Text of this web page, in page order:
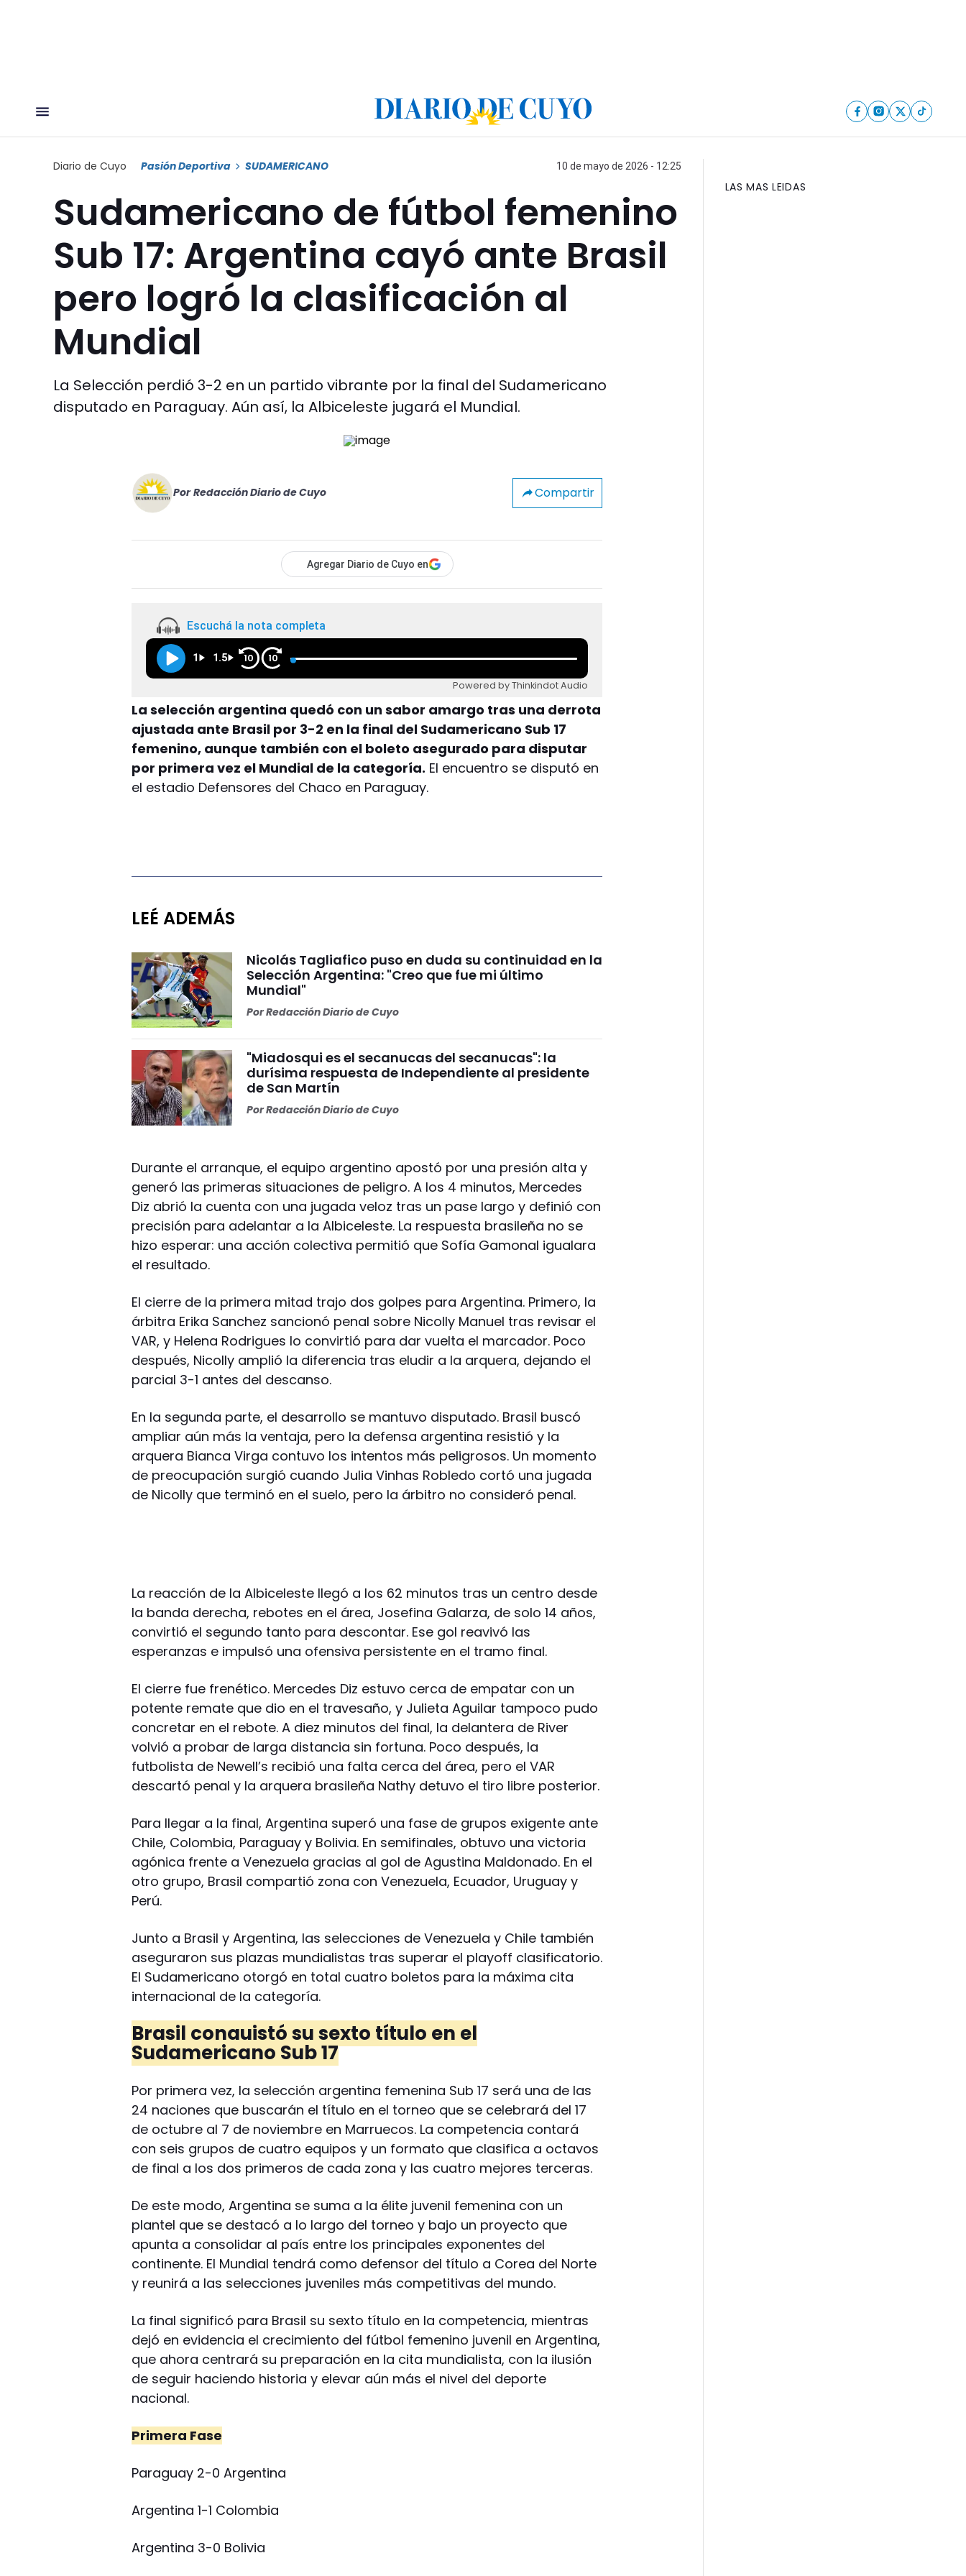
Diario de Cuyo Pasión Deportiva SUDAMERICANO 10 de mayo de 2026 - 12:25
Sudamericano de fútbol femenino
Sub 17: Argentina cayó ante Brasil
pero logró la clasificación al
Mundial
La Selección perdió 3-2 en un partido vibrante por la final del Sudamericano
disputado en Paraguay. Aún así, la Albiceleste jugará el Mundial.
Por Redacción Diario de Cuyo Compartir
Agregar Diario de Cuyo en
Escuchá la nota completa
1 1.5 10 10
Powered by Thinkindot Audio
La selección argentina quedó con un sabor amargo tras una derrota
ajustada ante Brasil por 3-2 en la final del Sudamericano Sub 17
femenino, aunque también con el boleto asegurado para disputar
por primera vez el Mundial de la categoría. El encuentro se disputó en
el estadio Defensores del Chaco en Paraguay.
LEÉ ADEMÁS
Nicolás Tagliafico puso en duda su continuidad en la
Selección Argentina: "Creo que fue mi último
Mundial"
PorRedacción Diario de Cuyo
"Miadosqui es el secanucas del secanucas": la
durísima respuesta de Independiente al presidente
de San Martín
PorRedacción Diario de Cuyo
Durante el arranque, el equipo argentino apostó por una presión alta y
generó las primeras situaciones de peligro. A los 4 minutos, Mercedes
Diz abrió la cuenta con una jugada veloz tras un pase largo y definió con
precisión para adelantar a la Albiceleste. La respuesta brasileña no se
hizo esperar: una acción colectiva permitió que Sofía Gamonal igualara
el resultado.
El cierre de la primera mitad trajo dos golpes para Argentina. Primero, la
árbitra Erika Sanchez sancionó penal sobre Nicolly Manuel tras revisar el
VAR, y Helena Rodrigues lo convirtió para dar vuelta el marcador. Poco
después, Nicolly amplió la diferencia tras eludir a la arquera, dejando el
parcial 3-1 antes del descanso.
En la segunda parte, el desarrollo se mantuvo disputado. Brasil buscó
ampliar aún más la ventaja, pero la defensa argentina resistió y la
arquera Bianca Virga contuvo los intentos más peligrosos. Un momento
de preocupación surgió cuando Julia Vinhas Robledo cortó una jugada
de Nicolly que terminó en el suelo, pero la árbitro no consideró penal.
La reacción de la Albiceleste llegó a los 62 minutos tras un centro desde
la banda derecha, rebotes en el área, Josefina Galarza, de solo 14 años,
convirtió el segundo tanto para descontar. Ese gol reavivó las
esperanzas e impulsó una ofensiva persistente en el tramo final.
El cierre fue frenético. Mercedes Diz estuvo cerca de empatar con un
potente remate que dio en el travesaño, y Julieta Aguilar tampoco pudo
concretar en el rebote. A diez minutos del final, la delantera de River
volvió a probar de larga distancia sin fortuna. Poco después, la
futbolista de Newell’s recibió una falta cerca del área, pero el VAR
descartó penal y la arquera brasileña Nathy detuvo el tiro libre posterior.
Para llegar a la final, Argentina superó una fase de grupos exigente ante
Chile, Colombia, Paraguay y Bolivia. En semifinales, obtuvo una victoria
agónica frente a Venezuela gracias al gol de Agustina Maldonado. En el
otro grupo, Brasil compartió zona con Venezuela, Ecuador, Uruguay y
Perú.
Junto a Brasil y Argentina, las selecciones de Venezuela y Chile también
aseguraron sus plazas mundialistas tras superar el playoff clasificatorio.
El Sudamericano otorgó en total cuatro boletos para la máxima cita
internacional de la categoría.
Brasil conquistó su sexto título en el
Sudamericano Sub 17
Por primera vez, la selección argentina femenina Sub 17 será una de las
24 naciones que buscarán el título en el torneo que se celebrará del 17
de octubre al 7 de noviembre en Marruecos. La competencia contará
con seis grupos de cuatro equipos y un formato que clasifica a octavos
de final a los dos primeros de cada zona y las cuatro mejores terceras.
De este modo, Argentina se suma a la élite juvenil femenina con un
plantel que se destacó a lo largo del torneo y bajo un proyecto que
apunta a consolidar al país entre los principales exponentes del
continente. El Mundial tendrá como defensor del título a Corea del Norte
y reunirá a las selecciones juveniles más competitivas del mundo.
La final significó para Brasil su sexto título en la competencia, mientras
dejó en evidencia el crecimiento del fútbol femenino juvenil en Argentina,
que ahora centrará su preparación en la cita mundialista, con la ilusión
de seguir haciendo historia y elevar aún más el nivel del deporte
nacional.
Primera Fase
Paraguay 2-0 Argentina
Argentina 1-1 Colombia
Argentina 3-0 Bolivia
LAS MAS LEIDAS